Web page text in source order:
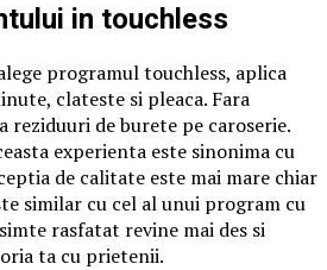
in touchless
programul touchless, aplica
clateste si pleaca. Fara
de burete pe caroserie.
experienta este sinonima cu
de calitate este mai mare chiar
similar cu cel al unui program cu
rasfatat revine mai des si
ta cu prietenii.